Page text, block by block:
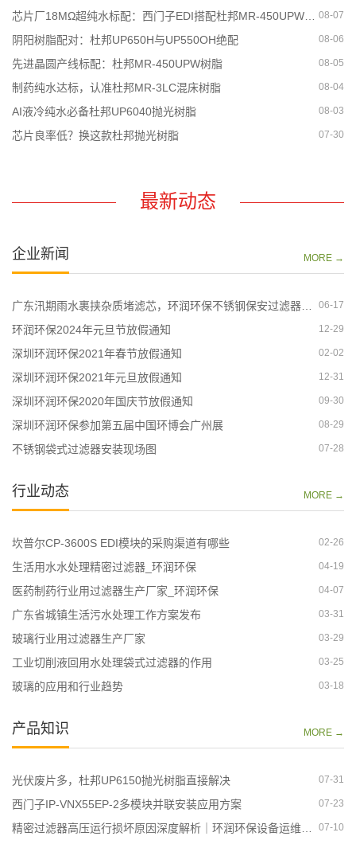
08-07
08-06
阴阳树脂配对：杜邦UP650H与UP550OH绝配
08-05
先进晶圆产线标配：杜邦MR-450UPW树脂
08-04
制药纯水达标，认准杜邦MR-3LC混床树脂
08-03
AI液冷纯水必备杜邦UP6040抛光树脂
07-30
芯片良率低？换这款杜邦抛光树脂
最新动态
企业新闻 MORE →
06-17
12-29
环润环保2024年元旦节放假通知
02-02
深圳环润环保2021年春节放假通知
12-31
深圳环润环保2021年元旦放假通知
09-30
深圳环润环保2020年国庆节放假通知
08-29
深圳环润环保参加第五届中国环博会广州展
07-28
不锈钢袋式过滤器安装现场图
行业动态 MORE →
02-26
坎普尔CP-3600S EDI模块的采购渠道有哪些
04-19
生活用水水处理精密过滤器_环润环保
04-07
医药制药行业用过滤器生产厂家_环润环保
03-31
广东省城镇生活污水处理工作方案发布
03-29
玻璃行业用过滤器生产厂家
03-25
工业切削液回用水处理袋式过滤器的作用
03-18
玻璃的应用和行业趋势
产品知识 MORE →
07-31
光伏废片多，杜邦UP6150抛光树脂直接解决
07-23
西门子IP-VNX55EP-2多模块并联安装应用方案
07-10